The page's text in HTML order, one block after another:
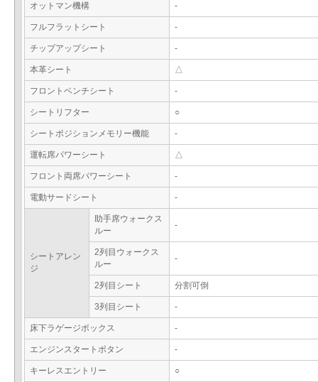
オットマン機構 -
フルフラットシート -
チップアップシート -
本革シート △
フロントベンチシート -
シートリフター ○
シートポジションメモリー機能 -
運転席パワーシート △
フロント両席パワーシート -
電動サードシート -
シートアレン
ジ
助手席ウォークス
ルー
-
2列目ウォークス
ルー
-
2列目シート 分割可倒
3列目シート -
床下ラゲージボックス -
エンジンスタートボタン -
キーレスエントリー ○